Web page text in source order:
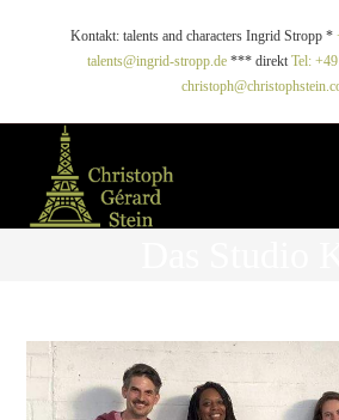
Kontakt: talents and characters Ingrid Stropp *
talents@ingrid-stropp.de*** direkt Tel: